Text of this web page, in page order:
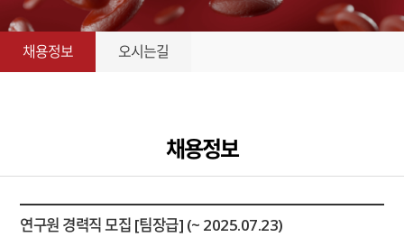
채용정보 오시는길
채용정보
연구원 경력직 모집 [팀장급] (~ 2025.07.23)